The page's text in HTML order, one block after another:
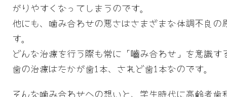
がりやすくなってしまうのです。
他にも、噛み合わせの悪さはさまざまな体調不良の
す。
どんな治療を行う際も常に「嚙み合わせ」を意識す
歯の治療はたかが歯1本、されど歯1本なのです。
そんな噛み合わせへの想いと、学生時代に高齢者歯